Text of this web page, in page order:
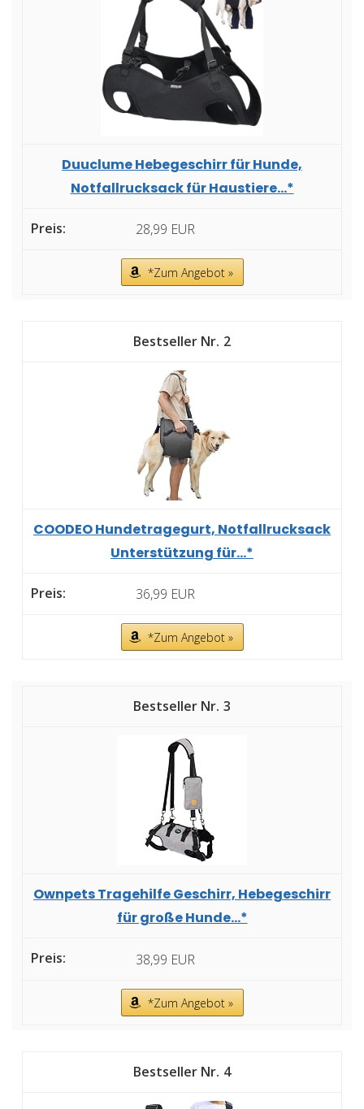
Duuclume Hebegeschirr für Hunde,
Notfallrucksack für Haustiere...*
28,99 EUR
*Zum Angebot »
2
COODEO Hundetragegurt, Notfallrucksack
Unterstützung für...*
36,99 EUR
*Zum Angebot »
3
Ownpets Tragehilfe Geschirr, Hebegeschirr
für große Hunde...*
38,99 EUR
*Zum Angebot »
4